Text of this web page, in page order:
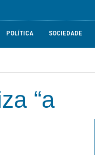
POLÍTICA SOCIEDADE
“a